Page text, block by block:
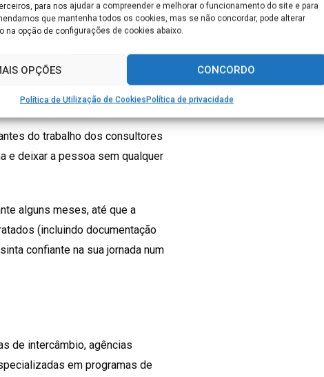
para nos ajudar a compreender e melhorar o funcionamento do site e para
que mantenha todos os cookies, mas se não concordar, pode alterar
na opção de configurações de cookies abaixo.
CONCORDO
OPÇÕES
Política de Utilização de CookiesPolítica de privacidade
e vender programas de
Uma delas é prestar
os programas na agência de
do trabalho dos consultores
e deixar a pessoa sem qualquer
alguns meses, até que a
(incluindo documentação
confiante na sua jornada num
de intercâmbio, agências
em programas de